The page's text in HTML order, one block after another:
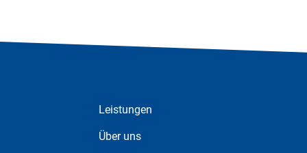
Leistungen
Über uns